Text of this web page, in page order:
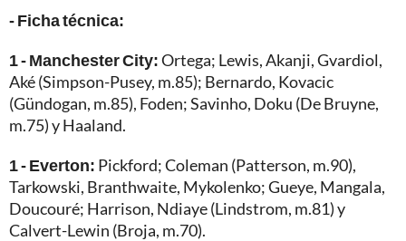
- Ficha técnica:
1 - Manchester City:Ortega; Lewis, Akanji, Gvardiol,
Aké (Simpson-Pusey, m.85); Bernardo, Kovacic
(Gündogan, m.85), Foden; Savinho, Doku (De Bruyne,
m.75) y Haaland.
1 - Everton: Pickford; Coleman (Patterson, m.90),
Tarkowski, Branthwaite, Mykolenko; Gueye, Mangala,
Doucouré; Harrison, Ndiaye (Lindstrom, m.81) y
Calvert-Lewin (Broja, m.70).